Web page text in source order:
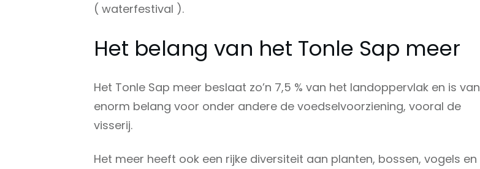
( waterfestival ).
Het belang van het Tonle Sap meer
Het Tonle Sap meer beslaat zo’n 7,5 % van het landoppervlak en is van
enorm belang voor onder andere de voedselvoorziening, vooral de
visserij.
Het meer heeft ook een rijke diversiteit aan planten, bossen, vogels en